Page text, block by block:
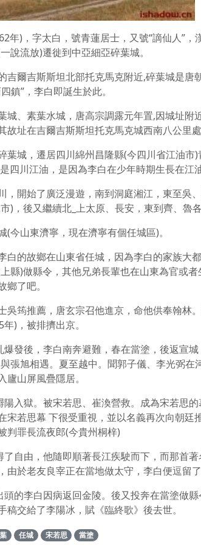
年)，字太白，號青蓮居士，又號“謫仙人”
說流放)遷徙到中亞細亞碎葉城。
吉爾吉斯斯坦北部托克馬克附近,碎葉城是唐
鎮”，李白即誕生於此。
城、素葉水城，唐高宗調露元年置,因城址附
故址在吉爾吉斯斯坦托克馬克城西南八公里處
葉城，遷居四川綿州昌隆縣(今四川省江油市
四川江油，是因為李白在少年時期生長在江油
，開始了廣泛漫遊，南到洞庭湘江，東至吳
)，後又繼續北_上太原、長安，東到齊、魯各
(今山東濟寧，現在濟寧有個任城區)。
白的故鄉在山東省任城，因為李白的家族大
縣)做縣令，其他兄弟長輩也在山東為官或
了吧。
吳筠推薦，唐玄宗召他進京，命他供奉翰林
)，被排擠出京。
發後，李白南奔避難，春在當塗，後返宣
張旭相遇。夏至越中。聞郭子儀、李光弼在
廬山屏風疊隱居。
陽入獄。被宋若思、崔渙營救。成為宋若思
宋若思幕 下很受重視，並以名義再次向朝廷
判罪長流夜郎(今貴州桐梓)
了自由，他隨即順著長江疾駛而下，而那首
由於老友良宰正在當地做太守，李白便逗留
頭的李白因病返回金陵。後又投奔在當塗做
稿交給了李陽冰，賦《臨終歌》後去世。
任城 宋若思 當塗